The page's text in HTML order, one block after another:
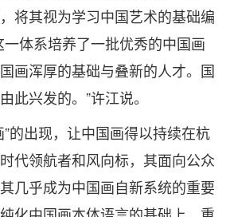
将其视为学习中国艺术的基础编
体系培养了一批优秀的中国画
画浑厚的基础与叠新的人才。国
此兴发的。”许江说。
出现，让中国画得以持续在杭
代领航者和风向标，其面向公众
几乎成为中国画自新系统的重要